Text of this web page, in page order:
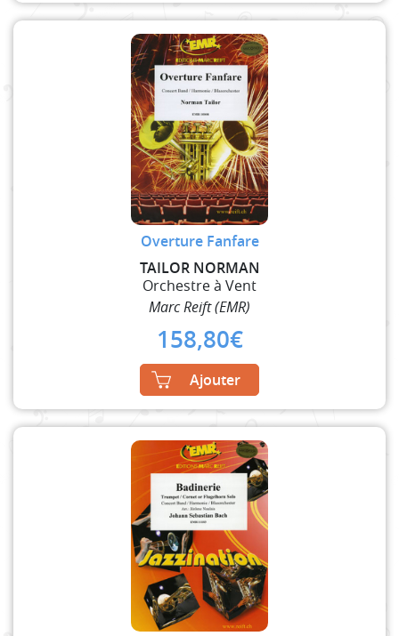
Overture Fanfare
TAILOR NORMAN
Orchestre à Vent
Marc Reift (EMR)
158,80€
Ajouter